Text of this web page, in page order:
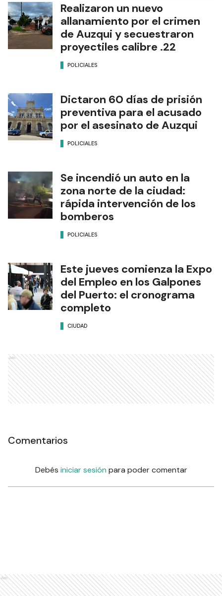
Realizaron un nuevo
allanamiento por el crimen
de Auzqui y secuestraron
proyectiles calibre .22
POLICIALES
Dictaron 60 días de prisión
preventiva para el acusado
por el asesinato de Auzqui
POLICIALES
Se incendió un auto en la
zona norte de la ciudad:
rápida intervención de los
bomberos
POLICIALES
Este jueves comienza la Expo
del Empleo en los Galpones
del Puerto: el cronograma
completo
CIUDAD
Ads
Comentarios
Debés iniciar sesión para poder comentar
Ads